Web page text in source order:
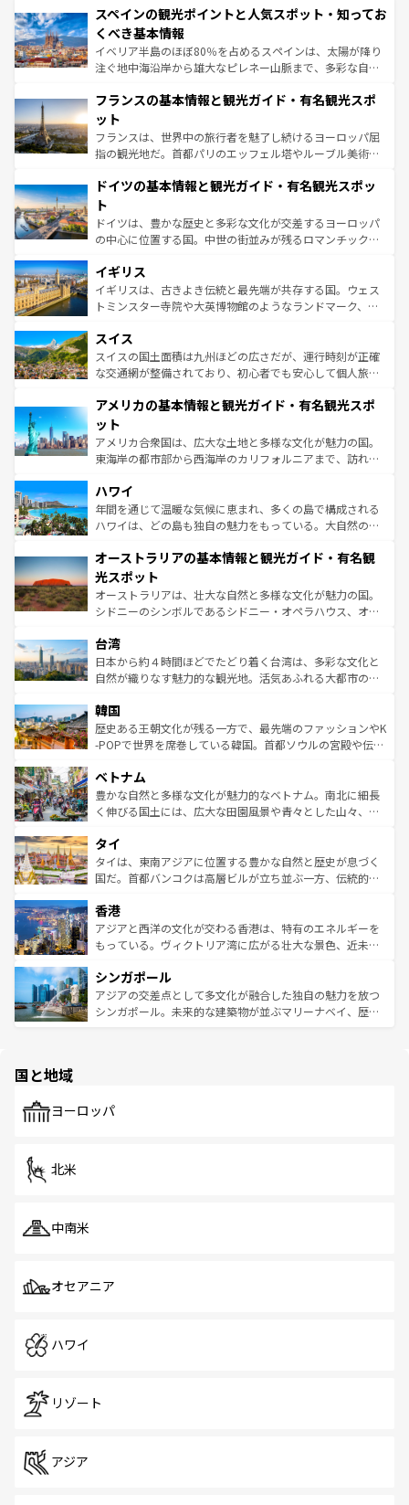
ろん、トスカーナの美しい田園風景やアマルフィ海岸の絶
景など、自然景観も見逃せない。観光の合間には、本場の
ピザやパスタなど、絶品のイタリア料理を堪能することも
できる。朝目覚めてから夜眠るまで、すべての瞬間を楽し
なお、新着のイタリア情報はコンテンツ一覧を参照してほ
しい。
スペインの観光ポイントと人気スポット・知ってお
くべき基本情報
イベリア半島のほぼ80％を占めるスペインは、太陽が降り
注ぐ地中海沿岸から雄大なピレネー山脈まで、多彩な自然
文化が根付くこの国では、情熱的なフラメンコ、熱気あふ
れる闘牛、そして美味しいタパスが生活の一部となってい
る。首都マドリードの洗練された雰囲気や、バルセロナの
アートに溢れた街角から、地方では古代ローマ遺跡や中世
せる。地方によって風土や気候が異なるスペインはその個
ンテンツ一覧 を参照してほしい。
フランスの基本情報と観光ガイド・有名観光スポ
ット
フランスは、世界中の旅行者を魅了し続けるヨーロッパ屈
指の観光地だ。首都パリのエッフェル塔やルーブル美術館
で、幅広い魅力が詰まっている。華麗な宮殿、歴史的な大
聖堂、美しいビーチ、そして豊かな自然が、訪れる者を心
から魅了する。また、フランスは美食の国としても知ら
れ、フランス料理はユネスコ無形文化遺産にも登録されて
香り高いラベンダー畑など、多彩な楽しみ方が可能だ。さ
らに、パリ以外の地域にも魅力が溢れており、どの街角に
も豊かな歴史と文化が息づいている。パリ以外の個性あふ
を参照してほしい。
ドイツの基本情報と観光ガイド・有名観光スポッ
ト
ドイツは、豊かな歴史と多彩な文化が交差するヨーロッパ
の中心に位置する国。中世の街並みが残るロマンチック街
顔を持つこの国は、どこを歩いても飽きることがない。ベ
ルリンの文化的活気、バイエルン州のアルプスの絶景、そ
してライン川沿いのワイン畑といった風景は必見。ビール
は、お酒好きな人にはぜひ体験してほしい。 なお、新着の
ドイツ情報はコンテンツ一覧を参照してほしい。
イギリス
イギリスは、古きよき伝統と最先端が共存する国。ウェス
トミンスター寺院や大英博物館のようなランドマーク、歴
リアごとに異なる魅力がある。また、優雅なアフタヌーン
ティー、ビール好きにはたまらない英国パブ、サッカー観
戦など、本場だからこそできる体験も豊富。イギリスを旅
ンツ一覧を参照してほしい。
スイス
スイスの国土面積は九州ほどの広さだが、運行時刻が正確
な交通網が整備されており、初心者でも安心して個人旅行
の建物がそのまま残る町や、スイスならではのユニークな
博物館もあり、アルプス観光だけでなく町歩きも満喫する
ことができる。国民の所得が高いため物価も高いが、旅行
者向けの交通パス提供のサービスもあり、うまく活用すれ
着のスイス情報は
アメリカの基本情報と観光ガイド・有名観光スポ
ット
アメリカ合衆国は、広大な土地と多様な文化が魅力の国。
東海岸の都市部から西海岸のカリフォルニアまで、訪れる
のような巨大都市は、観光、ショッピング、エンターテイ
ンメントが詰まった刺激的なスポットだ。一方、アメリカ
西部には大自然が広がり、グランドキャニオンやイエロー
部のニューオーリンズでは、音楽と美食が融合した独特の
文化が魅力。旅行者はアメリカの各地域で異なる魅力を楽
しみながら、その多様性と豊かな歴史を感じることができ
るだろう。車でのロードトリップや列車の旅も、アメリカ
情報は
ハワイ
年間を通じて温暖な気候に恵まれ、多くの島で構成される
ハワイは、どの島も独自の魅力をもっている。大自然の神
ワイ島は見逃せない。また、定番の観光地といえばオアフ
島だが、静かな自然を求めるならマウイ島やカウアイ島が
おすすめ。エメラルドグリーンに輝く海をはじめ、豊かな
文化や歴史が息づいている。「アロハスピリット」と呼ば
人々、おいしいローカルフードやハワイアンミュージッ
ク、伝統的なフラダンスなど、すべてがハワイの魅力を彩
っている。訪れるたびに新しい発見と感動が待っているハ
はコンテンツ一覧
オーストラリアの基本情報と観光ガイド・有名観
光スポット
オーストラリアは、壮大な自然と多様な文化が魅力の国。
シドニーのシンボルであるシドニー・オペラハウス、オー
リアリーフや大陸中央部にそびえるウルル（エアーズロッ
ク）、タスマニアの美しい原生林やケアンズの熱帯雨林な
ど、見どころがたくさん。また、カフェやワイン、オージ
いる。アクティビティも充実しており、サーフィンやダイ
ビング、ハイキングなど、アウトドア好きにはたまらな
い。オーストラリアの多彩な魅力を存分に味わいつくそ
参照してほしい。
台湾
日本から約４時間ほどでたどり着く台湾は、多彩な文化と
自然が織りなす魅力的な観光地。活気あふれる大都市の台
ン）、静ひつな山岳地帯である台湾東部など、都市の喧騒
と山間の静けさが共存しており、訪れる人に新しい発見と
驚きをもたらしてくれる。また、奥深い台湾の食文化も魅
容にもいいと評判のスイーツなど、バラエティ豊かな料理
が味わえる。 なお、新着の台湾情報は コンテンツ一覧を参
照してほしい。
韓国
歴史ある王朝文化が残る一方で、最先端のファッションやK
-POPで世界を席巻している韓国。首都ソウルの宮殿や伝統
き、地方に足を延ばせば四季折々の自然美を楽しむことが
できる。そして、キムチや焼肉、絶品のストリートフード
まで、さまざまな韓国料理が待っている。夜には、韓国な
リティに包まれながら、韓国の多彩な魅力を心ゆくまで味
わってみてほしい。 なお、新着の韓国情報はコンテンツ一
覧を参照してほしい。
ベトナム
豊かな自然と多様な文化が魅力的なベトナム。南北に細長
く伸びる国土には、広大な田園風景や青々とした山々、世
急速な発展と共に伝統が息づく。ハノイの古い町並みやホ
ーチミン市のフランス統治時代の建物も、独特の雰囲気を
醸し出している。また、バラエティの豊かさとおいしさで
とつ。フォーやバインミー、ベトナムコーヒーなどは、ぜ
ひ現地で味わいたい。どの地域を訪れてもあたたかい人々
が旅行者を迎えてくれるので、きっと忘れられない旅にな
参照してほしい。
タイ
タイは、東南アジアに位置する豊かな自然と歴史が息づく
国だ。首都バンコクは高層ビルが立ち並ぶ一方、伝統的な
の活気が交差している。北部ではチェンマイなどの山岳地
帯で自然と触れ合い、南部ではプーケットやクラビの美し
いビーチでリゾート気分を楽しむことができる。タイ料理
激する。気候は一年中温暖で、どの季節にも異なる楽しみ
が待っている。親しみやすいタイの人々、仏教を中心とし
た文化、そして多様な観光資源が、訪れる旅人を魅了し続
香港
アジアと西洋の文化が交わる香港は、特有のエネルギーを
もっている。ヴィクトリア湾に広がる壮大な景色、近未来
み、どこを訪れても感動するはず。観光スポットが密集し
ており、効率よく見どころを回れるのも魅力。息をのむよ
うな絶景から文化的な体験まで、香港を存分に楽しみ尽く
シンガポール
アジアの交差点として多文化が融合した独自の魅力を放つ
シンガポール。未来的な建築物が並ぶマリーナベイ、歴史
で、ホーカーズは地元の風情を楽しめる外せないスポット
国と地域
ヨーロッパ
北米
中南米
オセアニア
ハワイ
リゾート
アジア